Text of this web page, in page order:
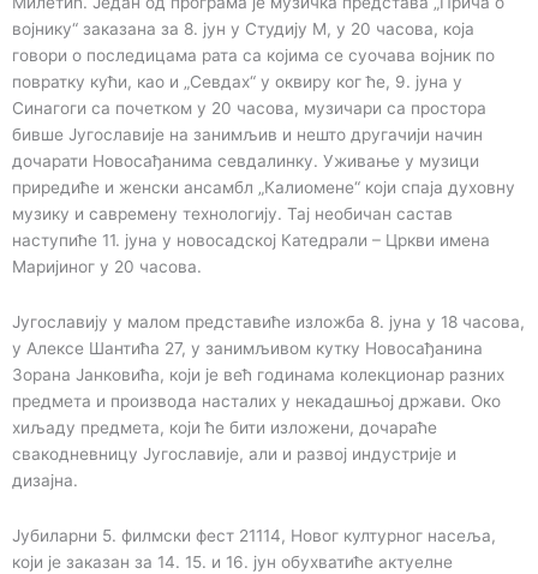
војнику“ заказана за 8. јун у Студију М, у 20 часова, која
говори о последицама рата са којима се суочава војник по
повратку кући, као и „Севдах“ у оквиру ког ће, 9. јуна у
Синагоги са почетком у 20 часова, музичари са простора
бивше Југославије на занимљив и нешто другачији начин
дочарати Новосађанима севдалинку. Уживање у музици
приредиће и женски ансамбл „Калиомене“ који спаја духовну
музику и савремену технологију. Тај необичан састав
наступиће 11. јуна у новосадској Катедрали – Цркви имена
Маријиног у 20 часова.
Југославију у малом представиће изложба 8. јуна у 18 часова,
у Алексе Шантића 27, у занимљивом кутку Новосађанина
Зорана Јанковића, који је већ годинама колекционар разних
предмета и производа насталих у некадашњој држави. Око
хиљаду предмета, који ће бити изложени, дочараће
свакодневницу Југославије, али и развој индустрије и
дизајна.
Јубиларни 5. филмски фест 21114, Новог културног насеља,
који је заказан за 14. 15. и 16. јун обухватиће актуелне